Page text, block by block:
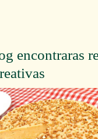
encontraras